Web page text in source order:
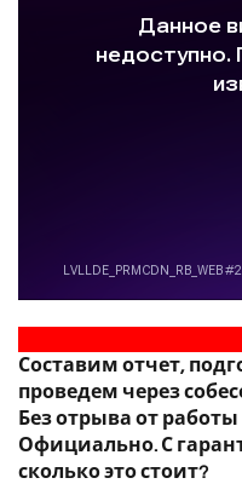
Составим отчет,
проведем через
Без отрыва от
Официально. С
сколько это стоит?